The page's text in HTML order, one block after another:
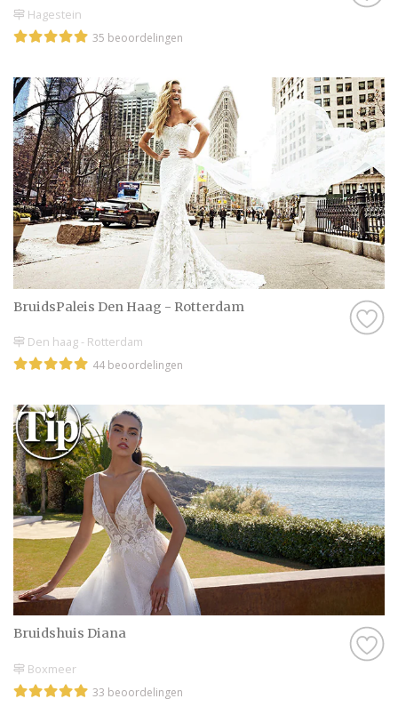
Hagestein
35 beoordelingen
BruidsPaleis Den Haag - Rotterdam
Den haag - Rotterdam
44 beoordelingen
Bruidshuis Diana
Boxmeer
33 beoordelingen